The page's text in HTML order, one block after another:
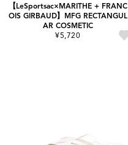
【LeSportsac×MARITHE + FRANC
OIS GIRBAUD】MFG RECTANGUL
AR COSMETIC
¥5,720